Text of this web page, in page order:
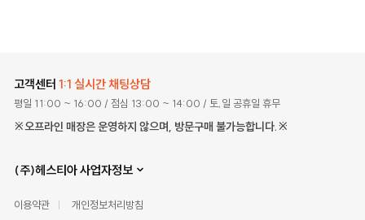
고객센터 1:1 실시간 채팅상담
평일 11:00 ~ 16:00 / 점심 13:00 ~ 14:00 / 토,일 공휴일 휴무
※오프라인 매장은 운영하지 않으며, 방문구매 불가능합니다.※
(주)헤스티아 사업자정보
이용약관 개인정보처리방침